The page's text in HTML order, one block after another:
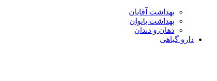
بهداشت آقایان
بهداشت بانوان
دهان و دندان
دارو گیاهی